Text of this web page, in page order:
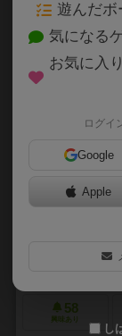
世界一悪役になり
おにぎりの具と
マイノリティー
ーム！ マジョリテ
58
興味あり
遊んだボ
気になる
お気に入
ログイ
Google
Apple
し